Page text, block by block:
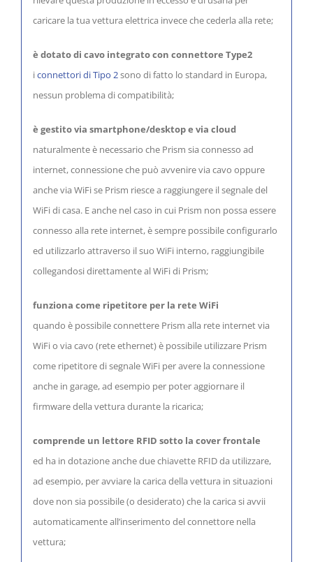
caricare la tua vettura elettrica invece che cederla alla rete;
è dotato di cavo integrato con connettore Type2
iconnettori di Tipo 2sono di fatto lo standard in Europa,
nessun problema di compatibilità;
è gestito via smartphone/desktop e via cloud
naturalmente è necessario che Prism sia connesso ad
internet, connessione che può avvenire via cavo oppure
anche via WiFi se Prism riesce a raggiungere il segnale del
WiFi di casa. E anche nel caso in cui Prism non possa essere
connesso alla rete internet, è sempre possibile configurarlo
ed utilizzarlo attraverso il suo WiFi interno, raggiungibile
collegandosi direttamente al WiFi di Prism;
funziona come ripetitore per la rete WiFi
quando è possibile connettere Prism alla rete internet via
WiFi o via cavo (rete ethernet) è possibile utilizzare Prism
come ripetitore di segnale WiFi per avere la connessione
anche in garage, ad esempio per poter aggiornare il
firmware della vettura durante la ricarica;
comprende un lettore RFID sotto la cover frontale
ed ha in dotazione anche due chiavette RFID da utilizzare,
ad esempio, per avviare la carica della vettura in situazioni
dove non sia possibile (o desiderato) che la carica si avvii
automaticamente all’inserimento del connettore nella
vettura;